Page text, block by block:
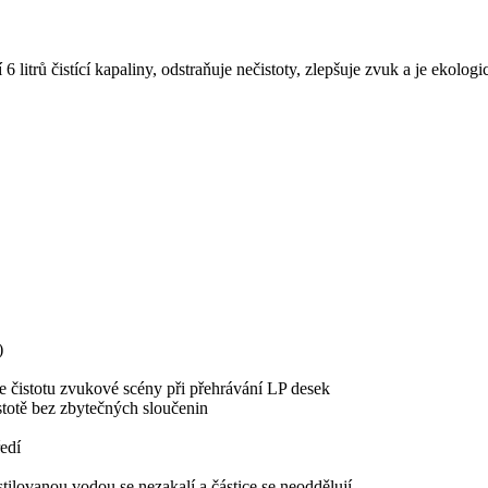
litrů čistící kapaliny, odstraňuje nečistoty, zlepšuje zvuk a je
čistotu zvukové scény při přehrávání LP desek
bez zbytečných sloučenin